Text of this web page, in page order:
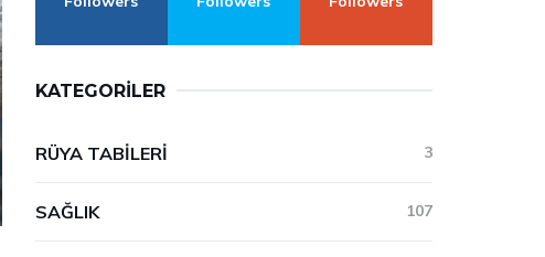
KATEGORILER
RÜYA TABILERI 3
SAĞLIK 107